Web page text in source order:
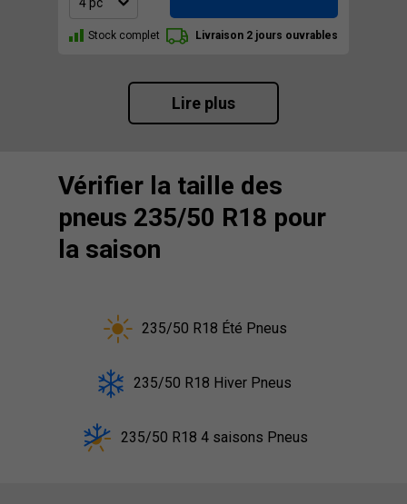
Stock complet Livraison 2 jours ouvrables
Lire plus
Vérifier la taille des
pneus 235/50 R18 pour
la saison
235/50 R18 Été Pneus
235/50 R18 Hiver Pneus
235/50 R18 4 saisons Pneus